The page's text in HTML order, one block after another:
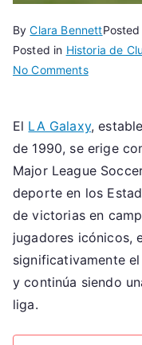
ByClara Bennett
Posted in Historia de
No Commentson
Línea
de
tiempo
de
icónicos,
Victorias
en
El LA Galaxy,
de 1990, se erige
Major League
deporte en los
de victorias en
jugadores icónicos,
significativamente
y continúa siendo
liga.